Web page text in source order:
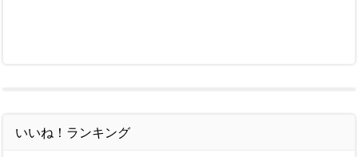
いいね！ランキング